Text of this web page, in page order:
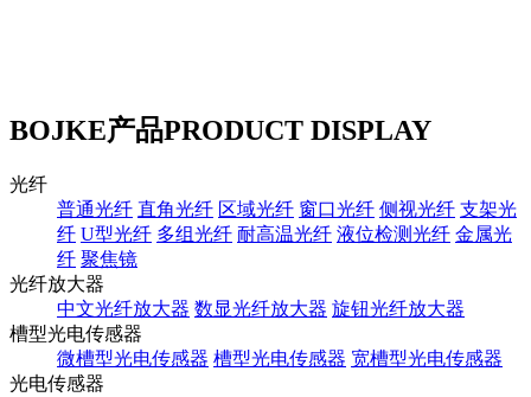
BOJKE产品PRODUCT DISPLAY
光纤
普通光纤 直角光纤 区域光纤 窗口光纤 侧视光纤 支架光
纤 U型光纤 多组光纤 耐高温光纤 液位检测光纤 金属光
纤 聚焦镜
光纤放大器
中文光纤放大器 数显光纤放大器 旋钮光纤放大器
槽型光电传感器
微槽型光电传感器 槽型光电传感器 宽槽型光电传感器
光电传感器